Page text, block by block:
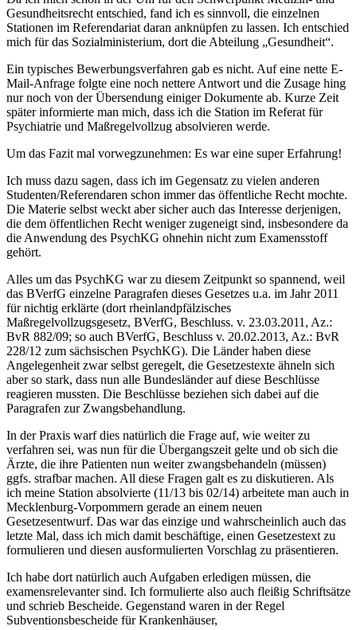
Gesundheitsrecht entschied, fand ich es sinnvoll, die einzelnen
Stationen im Referendariat daran anknüpfen zu lassen. Ich entschied
mich für das Sozialministerium, dort die Abteilung „Gesundheit“.
Ein typisches Bewerbungsverfahren gab es nicht. Auf eine nette E-
Mail-Anfrage folgte eine noch nettere Antwort und die Zusage hing
nur noch von der Übersendung einiger Dokumente ab. Kurze Zeit
später informierte man mich, dass ich die Station im Referat für
Psychiatrie und Maßregelvollzug absolvieren werde.
Um das Fazit mal vorwegzunehmen: Es war eine super Erfahrung!
Ich muss dazu sagen, dass ich im Gegensatz zu vielen anderen
Studenten/Referendaren schon immer das öffentliche Recht mochte.
Die Materie selbst weckt aber sicher auch das Interesse derjenigen,
die dem öffentlichen Recht weniger zugeneigt sind, insbesondere da
die Anwendung des PsychKG ohnehin nicht zum Examensstoff
gehört.
Alles um das PsychKG war zu diesem Zeitpunkt so spannend, weil
das BVerfG einzelne Paragrafen dieses Gesetzes u.a. im Jahr 2011
für nichtig erklärte (dort rheinlandpfälzisches
Maßregelvollzugsgesetz, BVerfG, Beschluss. v. 23.03.2011, Az.:
BvR 882/09; so auch BVerfG, Beschluss v. 20.02.2013, Az.: BvR
228/12 zum sächsischen PsychKG). Die Länder haben diese
Angelegenheit zwar selbst geregelt, die Gesetzestexte ähneln sich
aber so stark, dass nun alle Bundesländer auf diese Beschlüsse
reagieren mussten. Die Beschlüsse beziehen sich dabei auf die
Paragrafen zur Zwangsbehandlung.
In der Praxis warf dies natürlich die Frage auf, wie weiter zu
verfahren sei, was nun für die Übergangszeit gelte und ob sich die
Ärzte, die ihre Patienten nun weiter zwangsbehandeln (müssen)
ggfs. strafbar machen. All diese Fragen galt es zu diskutieren. Als
ich meine Station absolvierte (11/13 bis 02/14) arbeitete man auch in
Mecklenburg-Vorpommern gerade an einem neuen
Gesetzesentwurf. Das war das einzige und wahrscheinlich auch das
letzte Mal, dass ich mich damit beschäftige, einen Gesetzestext zu
formulieren und diesen ausformulierten Vorschlag zu präsentieren.
Ich habe dort natürlich auch Aufgaben erledigen müssen, die
examensrelevanter sind. Ich formulierte also auch fleißig Schriftsätze
und schrieb Bescheide. Gegenstand waren in der Regel
Subventionsbescheide für Krankenhäuser,